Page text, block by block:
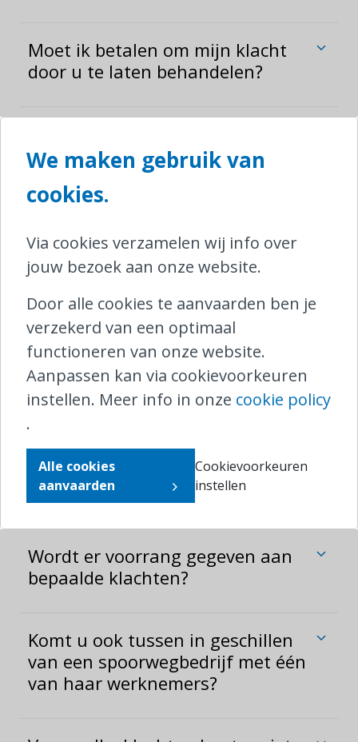
Moet ik betalen om mijn klacht
door u te laten behandelen?
ingediend. Wat gebeurt er nu
Ik heb een klacht ingediend. Wat
doe ik nu met de originele stukken ?
Ik kreeg een boete op de trein en
diende hierover een klacht in bij de
ombudsdienst. Moet ik de boete al
betalen?
Binnen welke termijn mag ik van
Ombudsrail een antwoord
verwachten?
Wordt er voorrang gegeven aan
bepaalde klachten?
Komt u ook tussen in geschillen
van een spoorwegbedrijf met één
van haar werknemers?
We maken gebruik van
cookies.
Via cookies verzamelen wij info over
jouw bezoek aan onze website.
Door alle cookies te aanvaarden ben je
verzekerd van een optimaal
functioneren van onze website.
Aanpassen kan via cookievoorkeuren
instellen. Meer info in onze cookie policy
.
Alle cookies
aanvaarden
Cookievoorkeuren
instellen